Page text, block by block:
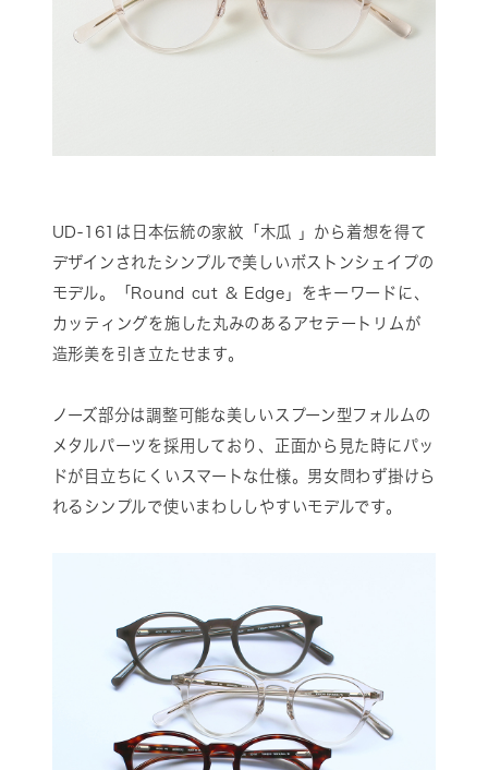
UD-161は日本伝統の家紋「木瓜 」から着想を得て
デザインされたシンプルで美しいボストンシェイプの
モデル。「Round cut & Edge」をキーワードに、
カッティングを施した丸みのあるアセテートリムが
造形美を引き立たせます。
ノーズ部分は調整可能な美しいスプーン型フォルムの
メタルパーツを採用しており、正面から見た時にパッ
ドが目立ちにくいスマートな仕様。男女問わず掛けら
れるシンプルで使いまわししやすいモデルです。